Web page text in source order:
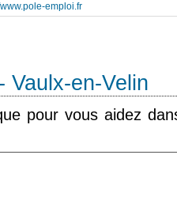
emploi.fr
Vaulx-en-Velin
pour vous aidez